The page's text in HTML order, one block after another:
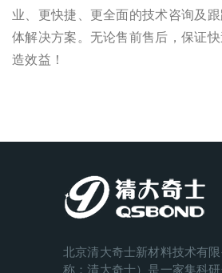
业、更快捷、更全面的技术咨询及
体解决方案。无论售前售后，保证
造效益！
北京清大奇士新材料技术有
称：清大奇士）是一家集科